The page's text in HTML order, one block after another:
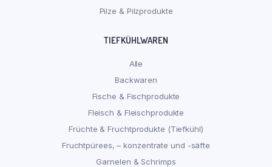
Pilze & Pilzprodukte
TIEFKÜHLWAREN
Alle
Backwaren
Fische & Fischprodukte
Fleisch & Fleischprodukte
Früchte & Fruchtprodukte (Tiefkühl)
Fruchtpürees, – konzentrate und -säfte
Garnelen & Schrimps